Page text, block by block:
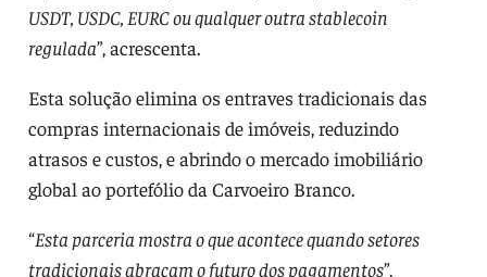
USDT, USDC, EURC ou qualquer outra stablecoin
regulada”, acrescenta.
Esta solução elimina os entraves tradicionais das
compras internacionais de imóveis, reduzindo
atrasos e custos, e abrindo o mercado imobiliário
global ao portefólio da Carvoeiro Branco.
“Esta parceria mostra o que acontece quando setores
tradicionais abraçam o futuro dos pagamentos”,